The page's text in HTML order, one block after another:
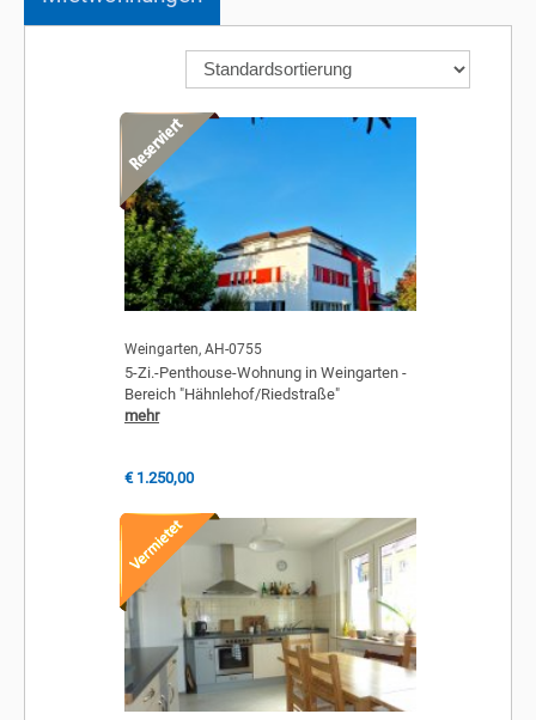
Weingarten, AH-0755
5-Zi.-Penthouse-Wohnung in Weingarten -
Bereich "Hähnlehof/Riedstraße"
mehr
€ 1.250,00